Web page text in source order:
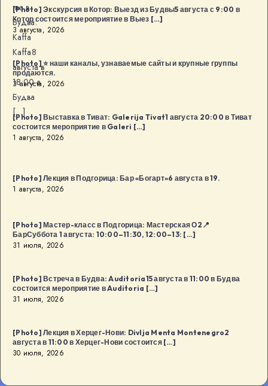
тва в
Будва:
Kaffa
Kaffa8
августа в
18:00 в
Будва
[…]
[Photo] Экскурсия в Котор: Выезд из Будвы5 августа с 9:00 в
Котор состоится мероприятие в Выез […]
3 августа, 2026
[Photo] ⭐️ наши каналы, узнаваемые сайты и крупные группы
продаются.
3 августа, 2026
[Photo] Выставка в Тиват: Galerija Tivat1 августа 20:00 в Тиват
состоится мероприятие в Galeri […]
1 августа, 2026
[Photo] Лекция в Подгорица: Бар «Богарт»6 августа в 19.
1 августа, 2026
[Photo] Мастер-класс в Подгорица: Мастерская О2📍
БарСуббота 1 августа: 10:00–11:30, 12:00–13: […]
31 июля, 2026
[Photo] Встреча в Будва: Auditoria15 августа в 11:00 в Будва
состоится мероприятие в Auditoria […]
31 июля, 2026
[Photo] Лекция в Херцег-Нови: Divlja Menta Montenegro2
августа в 11:00 в Херцег-Нови состоится […]
30 июля, 2026